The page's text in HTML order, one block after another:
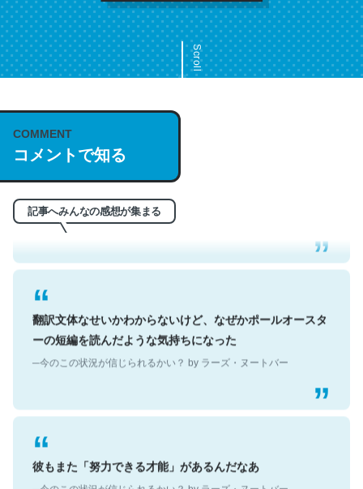
Scroll
COMMENT
コメントで知る
記事へみんなの感想が集まる
これは名文。彼はとてもクレバーなんだろうなと凄く思
う。英語少しでも読める人は原文もお勧め。自分はこの流
れ好き。Let’s Fucking Go. Then Covid hit. Shit.
─今のこの状況が信じられるかい？ by ラーズ・ヌートバー
翻訳文体なせいかわからないけど、なぜかポールオースタ
ーの短編を読んだような気持ちになった
─今のこの状況が信じられるかい？ by ラーズ・ヌートバー
彼もまた「努力できる才能」があるんだなあ
─今のこの状況が信じられるかい？ by ラーズ・ヌートバー